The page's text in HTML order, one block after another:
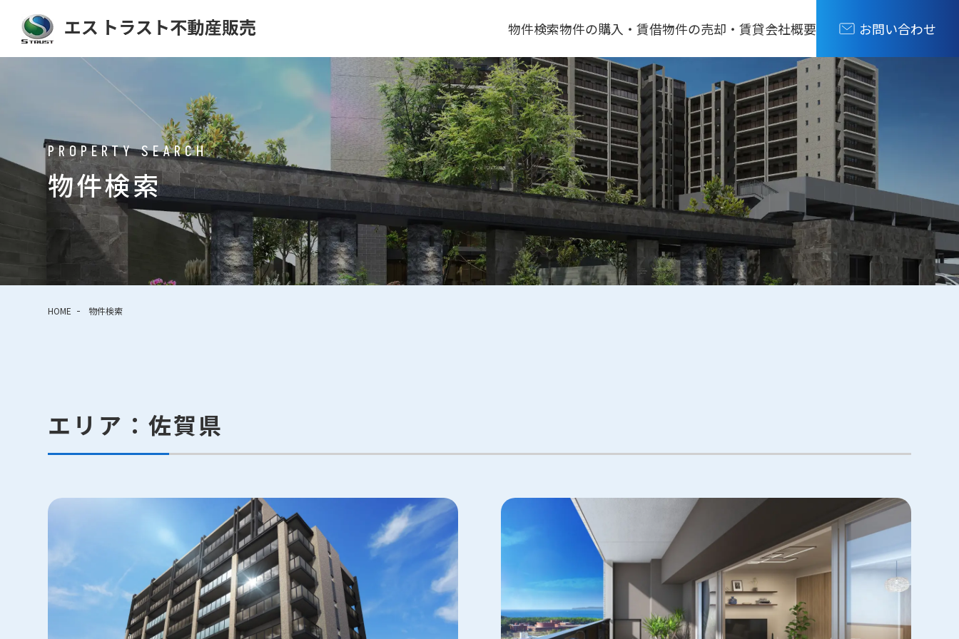
物件検索
物件検索（購入）
物件検索（賃貸）
物件の購入・賃借
新築物件を買う
中古物件を買う
物件を借りる
物件の売却・賃貸
物件を売る・貸す
売却・賃貸のお問合せ
会社概要 お問い合わせ
PROPERTY SEARCH
物件検索
HOME 物件検索
エリア：佐賀県